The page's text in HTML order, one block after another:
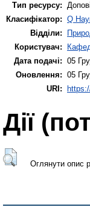
Тип ресурсу:
Класифікатор: Q
Відділи:
Користувач:
Дата подачі: 05
Оновлення: 05
URI:
Дії
Оглянути опис